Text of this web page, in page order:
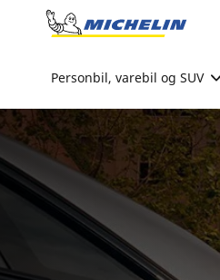
Go to page content
Personbil, varebil og SUV